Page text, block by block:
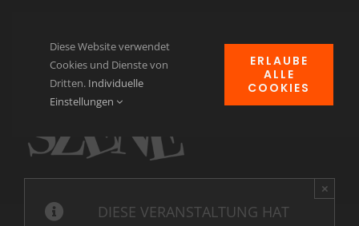
springen
Home
DIESE VERANSTALTUNG HAT
×
Diese Website verwendet
Cookies und Dienste von
Dritten. Individuelle
Einstellungen
ERLAUBE
ALLE
COOKIES